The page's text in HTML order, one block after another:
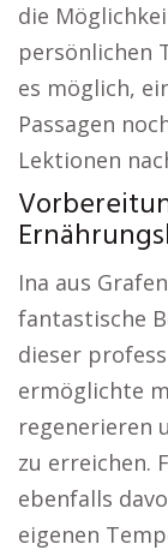
die
persönlichen
es möglich,
Passagen
Lektionen
Ina aus
fantastische
dieser
ermöglichte
regenerieren
zu erreichen.
ebenfalls
eigenen